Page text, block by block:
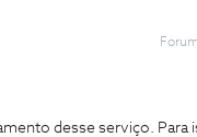
desse serviço. Para